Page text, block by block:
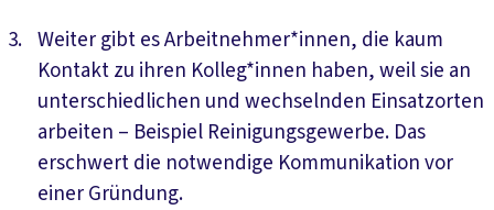
Weiter gibt es Arbeitnehmer*innen, die kaum
Kontakt zu ihren Kolleg*innen haben, weil sie an
unterschiedlichen und wechselnden Einsatzorten
arbeiten – Beispiel Reinigungsgewerbe. Das
erschwert die notwendige Kommunikation vor
einer Gründung.